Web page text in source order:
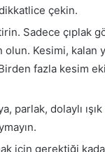
çekin.
Sadece çıplak
olun. Kesimi, kalan
fazla kesim
parlak, dolaylı
için gerektiği